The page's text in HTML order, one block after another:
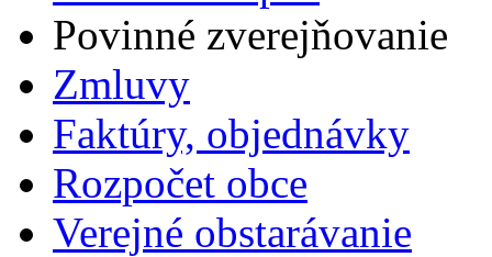
Povinné zverejňovanie
Zmluvy
Faktúry, objednávky
Rozpočet obce
Verejné obstarávanie